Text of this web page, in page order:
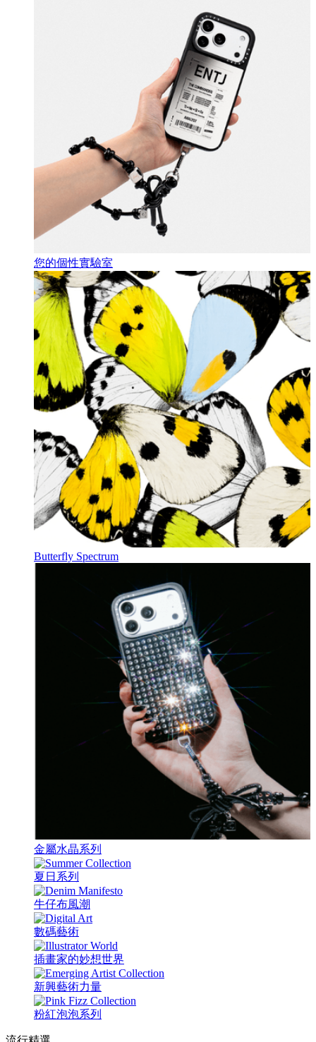
您的個性實驗室
Butterfly Spectrum
金屬水晶系列
夏日系列
牛仔布風潮
數碼藝術
插畫家的妙想世界
新興藝術力量
粉紅泡泡系列